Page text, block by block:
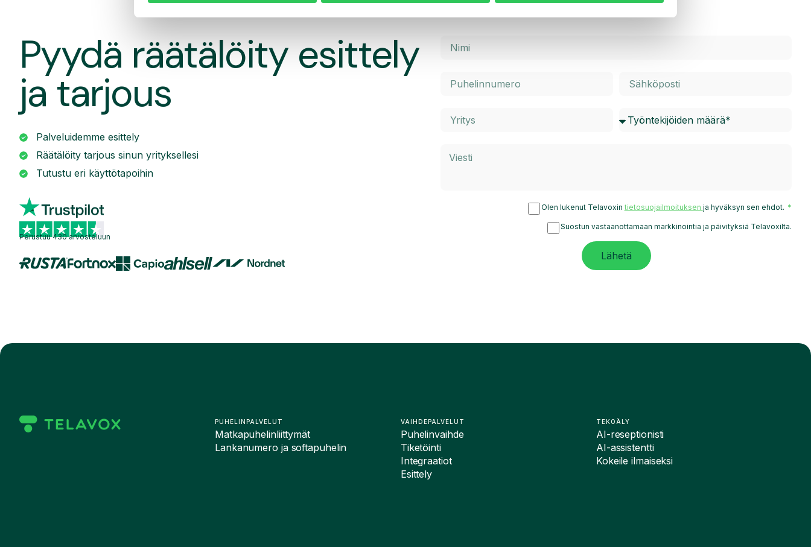
Pyydä räätälöity esittely
ja tarjous
Palveluidemme esittely
Räätälöity tarjous sinun yrityksellesi
Tutustu eri käyttötapoihin
Perustuu 430 arvosteluun
Olen lukenut Telavoxin tietosuojailmoituksen ja hyväksyn sen ehdot.
Suostun vastaanottamaan markkinointia ja päivityksiä Telavoxilta.
Lähetä
PUHELINPALVELUT
Matkapuhelinliittymät
Lankanumero ja softapuhelin
VAIHDEPALVELUT
Puhelinvaihde
Tiketöinti
Integraatiot
Esittely
TEKOÄLY
AI-reseptionisti
AI-assistentti
Kokeile ilmaiseksi